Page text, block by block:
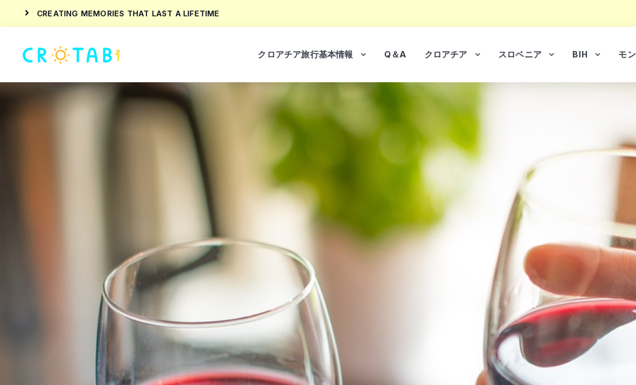
CREATING MEMORIES THAT LAST A LIFETIME
クロアチア旅行基本情報 Q＆A クロアチア スロベニア BIH モ